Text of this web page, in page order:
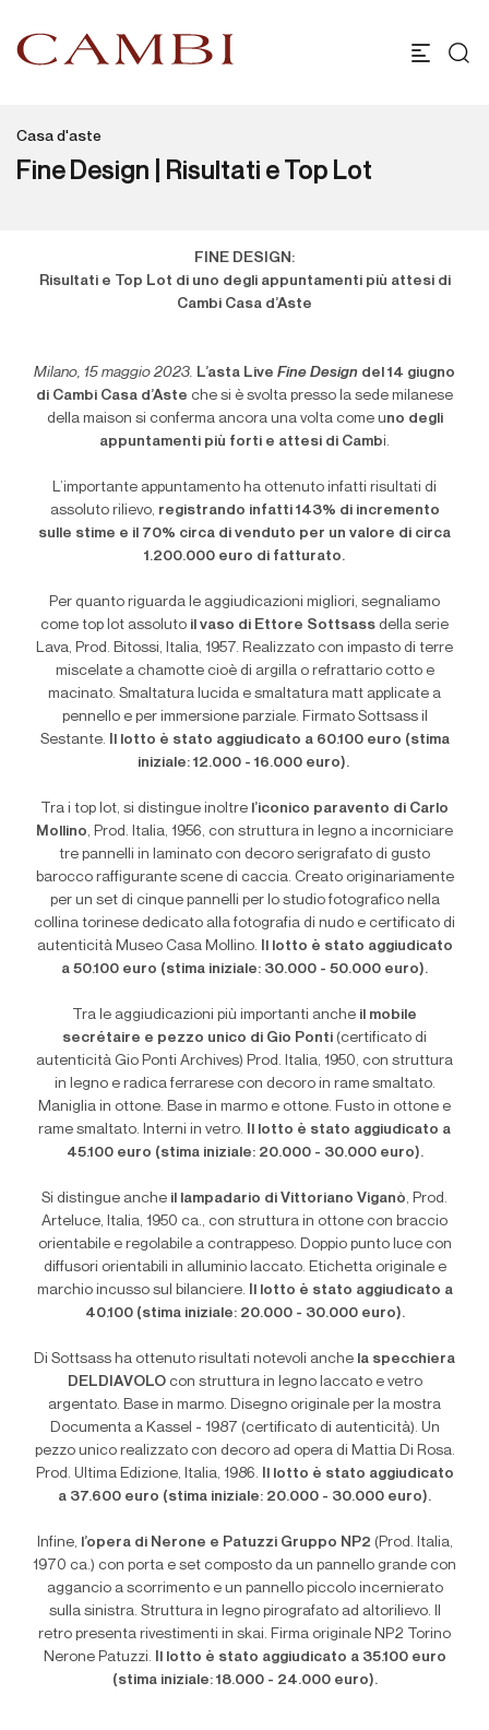
Casa d'aste
Fine Design | Risultati e Top Lot
FINE DESIGN:
Risultati e Top Lot di uno degli appuntamenti più attesi di
Cambi Casa d’Aste
Milano, 15 maggio 2023. L’asta Live Fine Design del 14 giugno
di Cambi Casa d’Aste che si è svolta presso la sede milanese
della maison si conferma ancora una volta come uno degli
appuntamenti più forti e attesi di Cambi.
L’importante appuntamento ha ottenuto infatti risultati di
assoluto rilievo, registrando infatti 143% di incremento
sulle stime e il 70% circa di venduto per un valore di circa
1.200.000 euro di fatturato.
Per quanto riguarda le aggiudicazioni migliori, segnaliamo
come top lot assoluto il vaso di Ettore Sottsass della serie
Lava, Prod. Bitossi, Italia, 1957. Realizzato con impasto di terre
miscelate a chamotte cioè di argilla o refrattario cotto e
macinato. Smaltatura lucida e smaltatura matt applicate a
pennello e per immersione parziale. Firmato Sottsass il
Sestante. Il lotto è stato aggiudicato a 60.100 euro (stima
iniziale: 12.000 - 16.000 euro).
Tra i top lot, si distingue inoltre l’iconico paravento di Carlo
Mollino, Prod. Italia, 1956, con struttura in legno a incorniciare
tre pannelli in laminato con decoro serigrafato di gusto
barocco raffigurante scene di caccia. Creato originariamente
per un set di cinque pannelli per lo studio fotografico nella
collina torinese dedicato alla fotografia di nudo e certificato di
autenticità Museo Casa Mollino.
Il lotto è stato aggiudicato
a 50.100 euro (stima iniziale: 30.000 - 50.000 euro).
Tra le aggiudicazioni più importanti anche il mobile
secrétaire e pezzo unico di Gio Ponti (certificato di
autenticità Gio Ponti Archives) Prod. Italia, 1950, con struttura
in legno e radica ferrarese con decoro in rame smaltato.
Maniglia in ottone. Base in marmo e ottone. Fusto in ottone e
rame smaltato. Interni in vetro.
Il lotto è stato aggiudicato a
45.100 euro (stima iniziale: 20.000 - 30.000 euro).
Si distingue anche il lampadario di Vittoriano Viganò, Prod.
Arteluce, Italia, 1950 ca., con struttura in ottone con braccio
orientabile e regolabile a contrappeso. Doppio punto luce con
diffusori orientabili in alluminio laccato. Etichetta originale e
marchio incusso sul bilanciere.
Il lotto è stato aggiudicato a
40.100 (stima iniziale: 20.000 - 30.000 euro).
Di Sottsass ha ottenuto risultati notevoli anche la specchiera
DELDIAVOLO con struttura in legno laccato e vetro
argentato. Base in marmo. Disegno originale per la mostra
Documenta a Kassel - 1987 (certificato di autenticità). Un
pezzo unico realizzato con decoro ad opera di Mattia Di Rosa.
Prod. Ultima Edizione, Italia, 1986.
Il lotto è stato aggiudicato
a 37.600 euro (stima iniziale: 20.000 - 30.000 euro).
Infine, l’opera di Nerone e Patuzzi Gruppo NP2 (Prod. Italia,
1970 ca.) con porta e set composto da un pannello grande con
aggancio a scorrimento e un pannello piccolo incernierato
sulla sinistra. Struttura in legno pirografato ad altorilievo. Il
retro presenta rivestimenti in skai. Firma originale NP2 Torino
Nerone Patuzzi.
Il lotto è stato aggiudicato a 35.100 euro
(stima iniziale: 18.000 - 24.000 euro).